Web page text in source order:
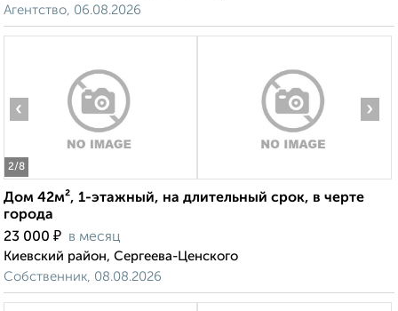
Агентство, 06.08.2026
2/8
‹ ›
Дом 42м², 1-этажный, на длительный срок, в черте
города
23 000 ₽ в месяц
Киевский район, Сергеева-Ценского
Собственник, 08.08.2026